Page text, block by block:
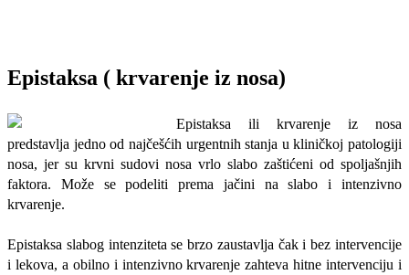
Epistaksa ( krvarenje iz nosa)
Epistaksa ili krvarenje iz nosa
predstavlja jedno od najčešćih urgentnih stanja u kliničkoj patologiji
nosa, jer su krvni sudovi nosa vrlo slabo zaštićeni od spoljašnjih
faktora. Može se podeliti prema jačini na slabo i intenzivno
krvarenje.
Epistaksa slabog intenziteta se brzo zaustavlja čak i bez intervencije
i lekova, a obilno i intenzivno krvarenje zahteva hitne intervenciju i